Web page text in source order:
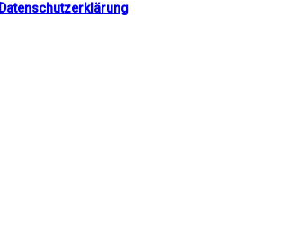
Datenschutzerklärung